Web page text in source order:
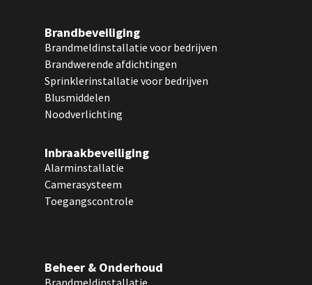
Brandbeveiliging
Brandmeldinstallatie voor bedrijven
Brandwerende afdichtingen
Sprinklerinstallatie voor bedrijven
Blusmiddelen
Noodverlichting
Inbraakbeveiliging
Alarminstallatie
Camerasysteem
Toegangscontrole
Beheer & Onderhoud